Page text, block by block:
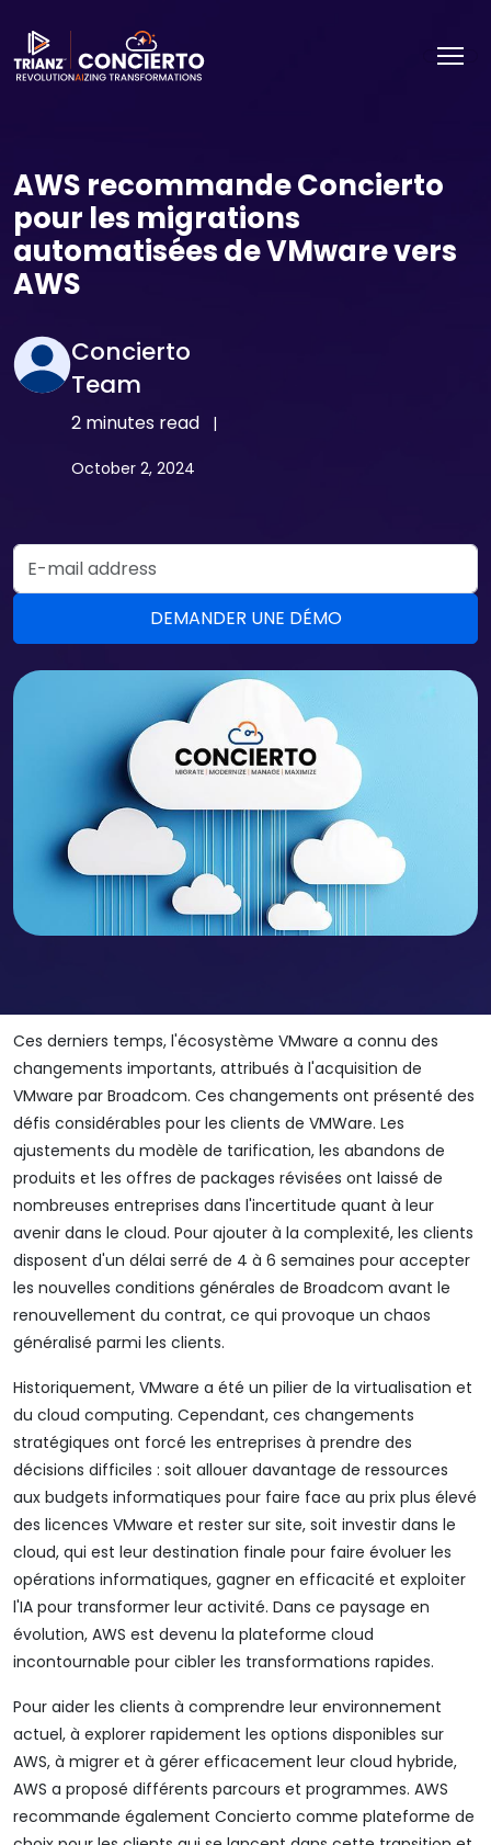
AWS recommande Concierto
pour les migrations
automatisées de VMware vers
AWS
Concierto
Team
2 minutes read |
October 2, 2024
Email Address
Ces derniers temps, l'écosystème VMware a connu des
changements importants, attribués à l'acquisition de
VMware par Broadcom. Ces changements ont présenté des
défis considérables pour les clients de VMWare. Les
ajustements du modèle de tarification, les abandons de
produits et les offres de packages révisées ont laissé de
nombreuses entreprises dans l'incertitude quant à leur
avenir dans le cloud. Pour ajouter à la complexité, les clients
disposent d'un délai serré de 4 à 6 semaines pour accepter
les nouvelles conditions générales de Broadcom avant le
renouvellement du contrat, ce qui provoque un chaos
généralisé parmi les clients.
Historiquement, VMware a été un pilier de la virtualisation et
du cloud computing. Cependant, ces changements
stratégiques ont forcé les entreprises à prendre des
décisions difficiles : soit allouer davantage de ressources
aux budgets informatiques pour faire face au prix plus élevé
des licences VMware et rester sur site, soit investir dans le
cloud, qui est leur destination finale pour faire évoluer les
opérations informatiques, gagner en efficacité et exploiter
l'IA pour transformer leur activité. Dans ce paysage en
évolution, AWS est devenu la plateforme cloud
incontournable pour cibler les transformations rapides.
Pour aider les clients à comprendre leur environnement
actuel, à explorer rapidement les options disponibles sur
AWS, à migrer et à gérer efficacement leur cloud hybride,
AWS a proposé différents parcours et programmes. AWS
recommande également Concierto comme plateforme de